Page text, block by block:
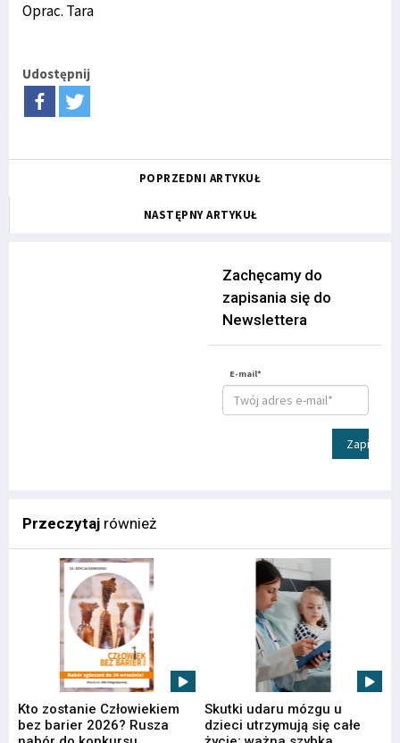
Oprac. Tara
Udostępnij
POPRZEDNI ARTYKUŁ
NASTĘPNY ARTYKUŁ
Zachęcamy do
zapisania się do
Newslettera
E-mail*
Zapisz
Przeczytaj również
Kto zostanie Człowiekiem
bez barier 2026? Rusza
Skutki udaru mózgu u
dzieci utrzymują się całe